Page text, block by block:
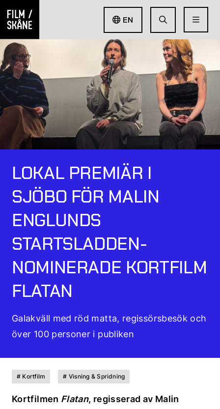
EN
LOKAL PREMIÄR I
SJÖBO FÖR MALIN
ENGLUNDS
STARTSLADDEN-
NOMINERADE KORTFILM
FLATAN
Galakväll med röd matta, regissörsbesök och
över 100 personer i publiken
# Kortfilm # Visning & Spridning
Kortfilmen Flatan, regisserad av Malin